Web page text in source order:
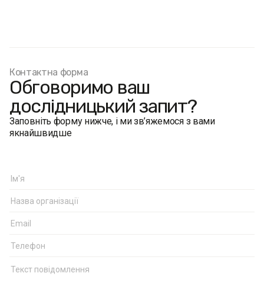
Контактна форма
Обговоримо ваш
дослідницький запит?
Заповніть форму нижче, і ми зв’яжемося з вами
якнайшвидше